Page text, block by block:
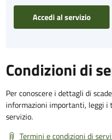
Accedi al servizio
Condizioni di
Per conoscere i dettagli di
informazioni importanti, leggi i
servizio.
Termini e condizioni di